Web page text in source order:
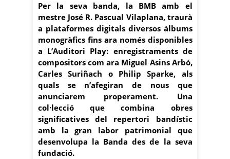
Per la seva banda, la BMB amb el
mestre José R. Pascual Vilaplana, traurà
a plataformes digitals diversos àlbums
monogràfics fins ara només disponibles
a L’Auditori Play: enregistraments de
compositors com ara Miguel Asins Arbó,
Carles Suriñach o Philip Sparke, als
quals se n’afegiran de nous que
anunciarem properament. Una
col·lecció que combina obres
significatives del repertori bandístic
amb la gran labor patrimonial que
desenvolupa la Banda des de la seva
fundació.